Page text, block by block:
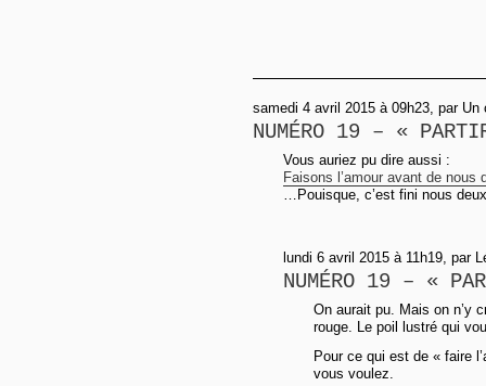
samedi 4 avril 2015 à 09h23, par Un
NUMÉRO 19 – «
Vous auriez pu dire aussi :
Faisons l’amour avant de nous
…Pouisque, c’est fini nous
lundi 6 avril 2015 à 11h19, par
NUMÉRO 19 – «
On aurait pu. Mais on n’y
rouge. Le poil lustré qui
Pour ce qui est de « faire
vous voulez.